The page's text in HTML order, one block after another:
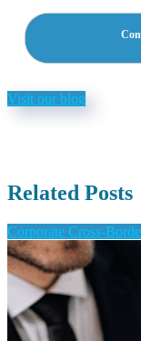
Visit our blog
Related Posts
Corporate Cross-